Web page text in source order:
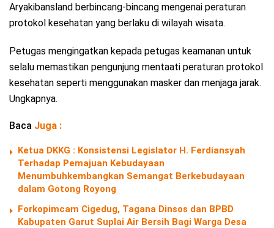
Aryakibansland berbincang-bincang mengenai peraturan
protokol kesehatan yang berlaku di wilayah wisata.
Petugas mengingatkan kepada petugas keamanan untuk
selalu memastikan pengunjung mentaati peraturan protokol
kesehatan seperti menggunakan masker dan menjaga jarak.
Ungkapnya.
Baca Juga :
Ketua DKKG : Konsistensi Legislator H. Ferdiansyah
Terhadap Pemajuan Kebudayaan
Menumbuhkembangkan Semangat Berkebudayaan
dalam Gotong Royong
Forkopimcam Cigedug, Tagana Dinsos dan BPBD
Kabupaten Garut Suplai Air Bersih Bagi Warga Desa